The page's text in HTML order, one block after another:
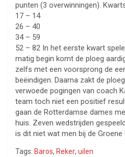
punten (3 overwinningen).
17 – 14
26 – 40
34 – 59
52 – 82 In het eerste kwart
matig begin komt de ploeg
zelfs met een voorsprong de
beëindigen. Daarna zakt de
verwoede pogingen van coach
team toch niet een positief
gaan de Rotterdamse dames
huis. Zeven wedstrijden
is dit niet wat men bij de Groene
Tags: Baros, Reker, uilen